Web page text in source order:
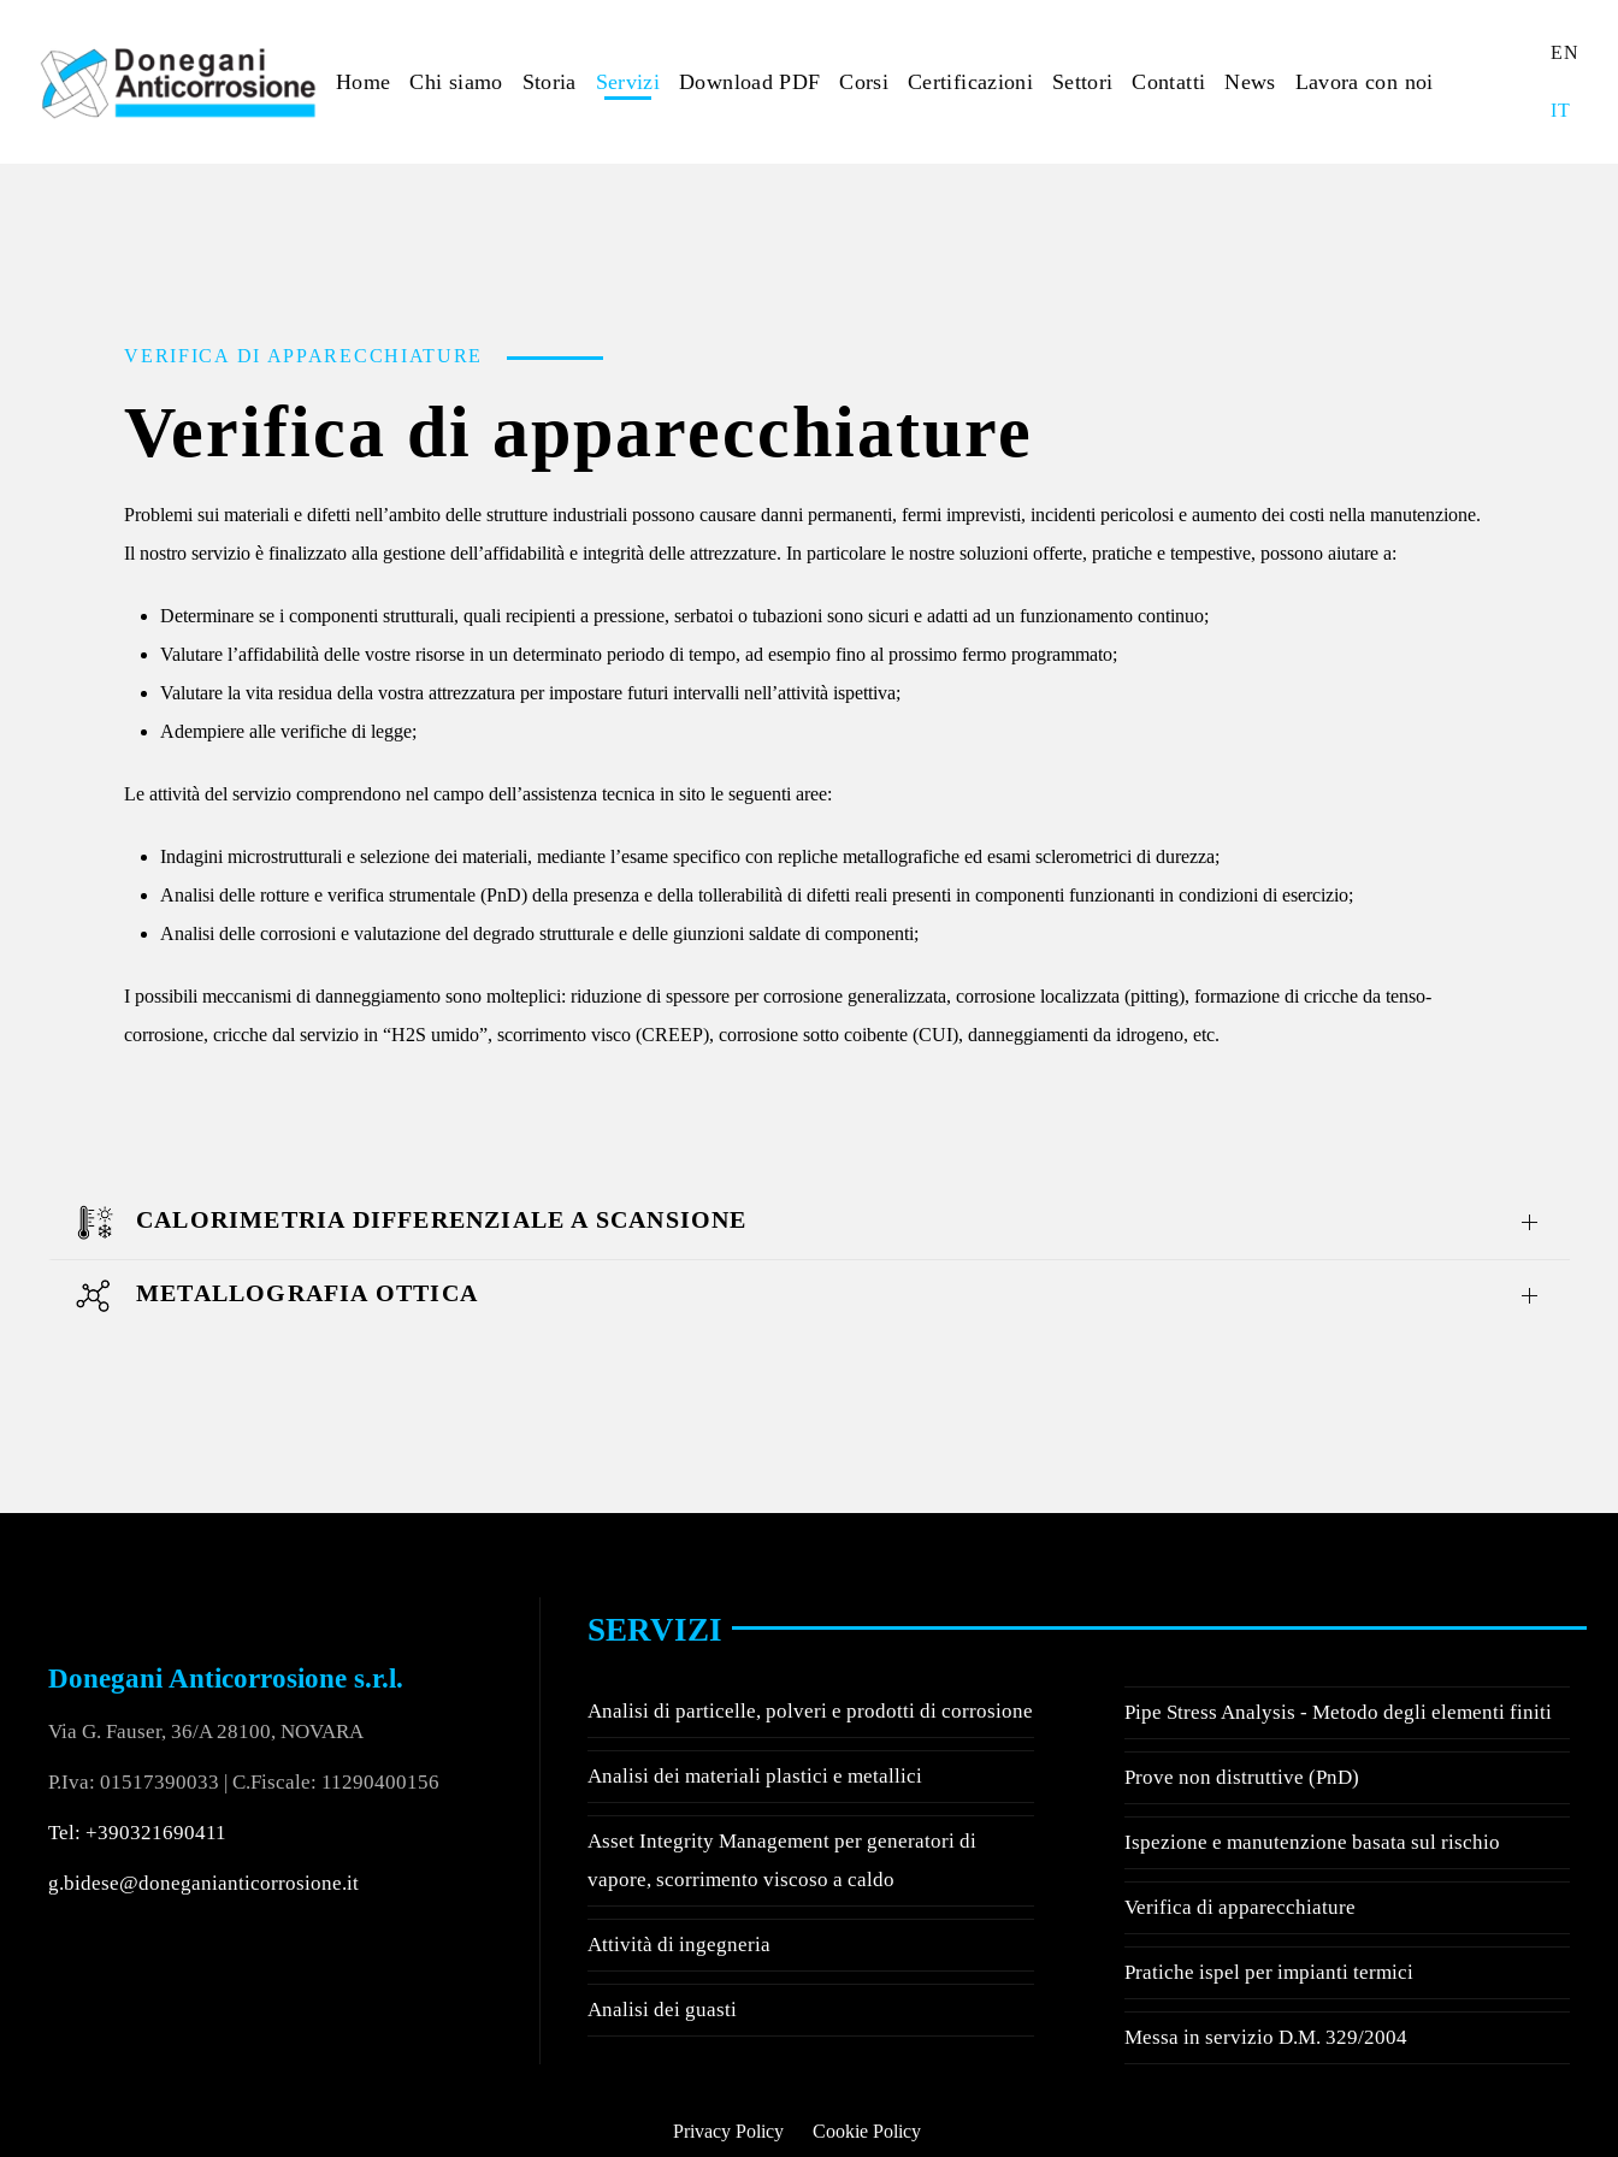
Skip to main content
Home Chi siamo Storia Servizi Download PDF Corsi Certificazioni Settori Contatti News Lavora con noi
EN
IT
VERIFICA DI APPARECCHIATURE
Verifica di apparecchiature
Problemi sui materiali e difetti nell’ambito delle strutture industriali possono causare danni permanenti, fermi imprevisti, incidenti pericolosi e aumento dei costi nella manutenzione.
Il nostro servizio è finalizzato alla gestione dell’affidabilità e integrità delle attrezzature. In particolare le nostre soluzioni offerte, pratiche e tempestive, possono aiutare a:
Determinare se i componenti strutturali, quali recipienti a pressione, serbatoi o tubazioni sono sicuri e adatti ad un funzionamento continuo;
Valutare l’affidabilità delle vostre risorse in un determinato periodo di tempo, ad esempio fino al prossimo fermo programmato;
Valutare la vita residua della vostra attrezzatura per impostare futuri intervalli nell’attività ispettiva;
Adempiere alle verifiche di legge;
Le attività del servizio comprendono nel campo dell’assistenza tecnica in sito le seguenti aree:
Indagini microstrutturali e selezione dei materiali, mediante l’esame specifico con repliche metallografiche ed esami sclerometrici di durezza;
Analisi delle rotture e verifica strumentale (PnD) della presenza e della tollerabilità di difetti reali presenti in componenti funzionanti in condizioni di esercizio;
Analisi delle corrosioni e valutazione del degrado strutturale e delle giunzioni saldate di componenti;
I possibili meccanismi di danneggiamento sono molteplici: riduzione di spessore per corrosione generalizzata, corrosione localizzata (pitting), formazione di cricche da tenso-
corrosione, cricche dal servizio in “H2S umido”, scorrimento visco (CREEP), corrosione sotto coibente (CUI), danneggiamenti da idrogeno, etc.
CALORIMETRIA DIFFERENZIALE A SCANSIONE
METALLOGRAFIA OTTICA
Donegani Anticorrosione s.r.l.
Via G. Fauser, 36/A 28100, NOVARA
P.Iva: 01517390033 | C.Fiscale: 11290400156
Tel: +390321690411
g.bidese@doneganianticorrosione.it
SERVIZI
Analisi di particelle, polveri e prodotti di corrosione
Analisi dei materiali plastici e metallici
Asset Integrity Management per generatori di
vapore, scorrimento viscoso a caldo
Attività di ingegneria
Analisi dei guasti
Pipe Stress Analysis - Metodo degli elementi finiti
Prove non distruttive (PnD)
Ispezione e manutenzione basata sul rischio
Verifica di apparecchiature
Pratiche ispel per impianti termici
Messa in servizio D.M. 329/2004
Privacy Policy Cookie Policy